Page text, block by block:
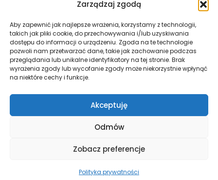
Zarządzaj zgodą
Aby zapewnić jak najlepsze wrażenia, korzystamy z technologii,
takich jak pliki cookie, do przechowywania i/lub uzyskiwania
dostępu do informacji o urządzeniu. Zgoda na te technologie
pozwoli nam przetwarzać dane, takie jak zachowanie podczas
przeglądania lub unikalne identyfikatory na tej stronie. Brak
wyrażenia zgody lub wycofanie zgody może niekorzystnie wpłynąć
na niektóre cechy i funkcje.
Akceptuję
Odmów
Zobacz preferencje
Polityka prywatności
przedszkole@zs-radlow.pl
Miasto i Gmina
Radłów
Wszelkie prawa zastrzeżone © 2026Zespół Szkół w